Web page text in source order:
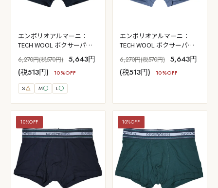
エンポリオアルマーニ：
TECH WOOL ボクサーパン
6,270円(税570円) 5,643円
(税513円)
10%OFF
S△ M〇 L〇
エンポリオアルマーニ：
TECH WOOL ボクサーパン
6,270円(税570円)
5,643円
(税513円)
10%OFF
10%OFF 10%OFF